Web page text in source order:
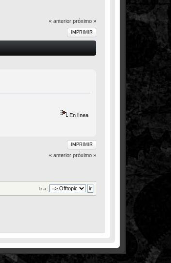
« anterior próximo »
IMPRIMIR
En línea
IMPRIMIR
« anterior próximo »
Ir a: